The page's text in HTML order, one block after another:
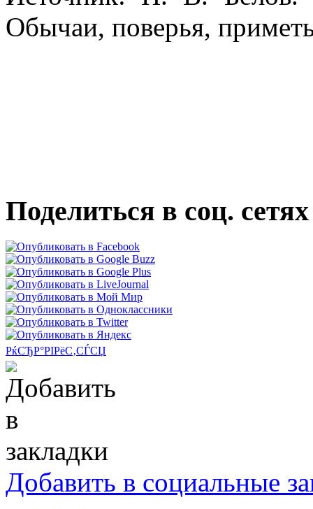
Обычаи, поверья,
Поделиться в соц. сетях
РќСЂР°РІРёС‚СЃСЏ
Добавить в социальные